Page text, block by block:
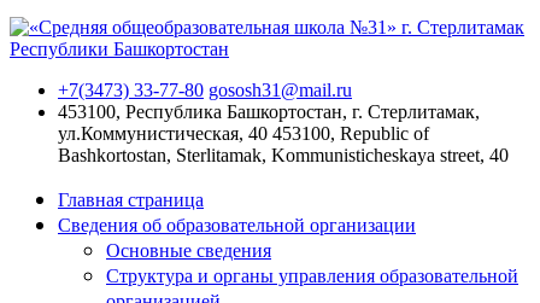
+7(3473) 33-77-80 gososh31@mail.ru
453100, Республика Башкортостан, г. Стерлитамак,
ул.Коммунистическая, 40 453100, Republic of
Bashkortostan, Sterlitamak, Kommunisticheskaya street, 40
Главная страница
Сведения об образовательной организации
Основные сведения
Структура и органы управления образовательной